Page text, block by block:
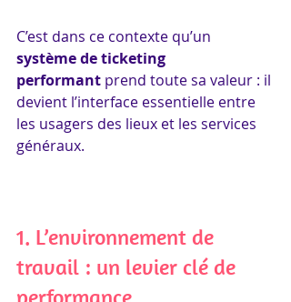
C’est dans ce contexte qu’un
système de ticketing
performant prend toute sa valeur : il
devient l’interface essentielle entre
les usagers des lieux et les services
généraux.
1. L’environnement de
travail : un levier clé de
performance